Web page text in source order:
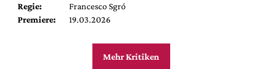
Regie:
Francesco Sgró
Premiere:
19.03.2026
Mehr Kritiken